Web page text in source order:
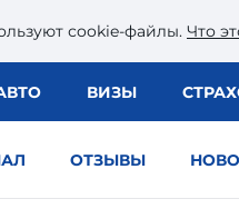
сookie-файлы. Что
ВИЗЫ
ОТЗЫВЫ